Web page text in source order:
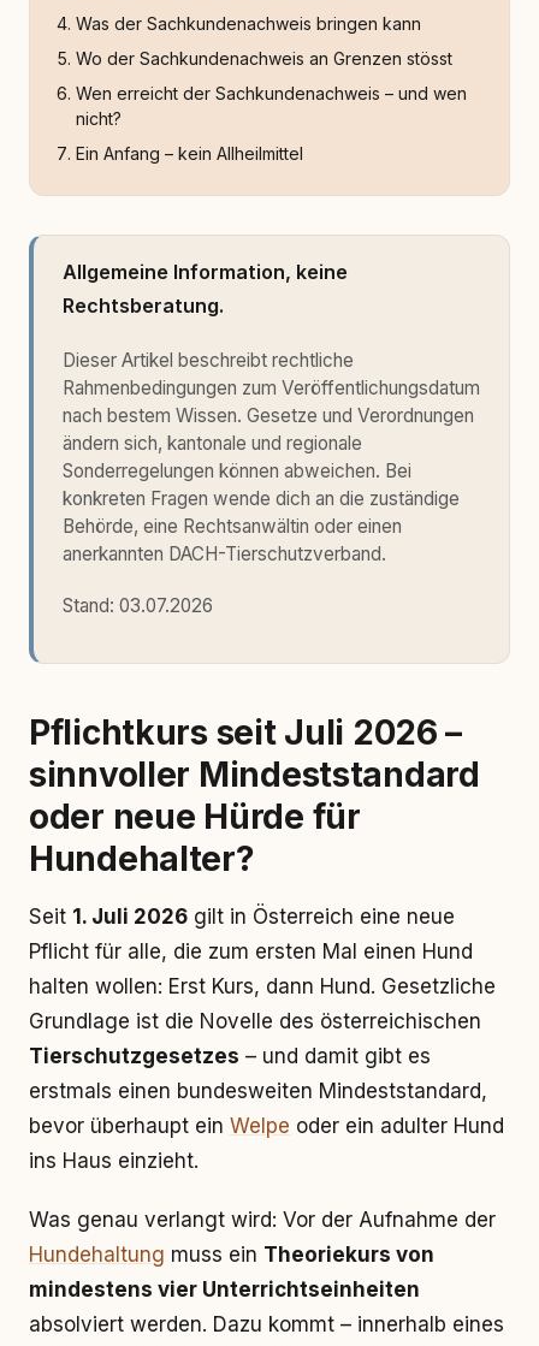
Was der Sachkundenachweis bringen kann
Wo der Sachkundenachweis an Grenzen stösst
Wen erreicht der Sachkundenachweis – und wen
nicht?
Ein Anfang – kein Allheilmittel
Allgemeine Information, keine
Rechtsberatung.
Dieser Artikel beschreibt rechtliche
Rahmenbedingungen zum Veröffentlichungsdatum
nach bestem Wissen. Gesetze und Verordnungen
ändern sich, kantonale und regionale
Sonderregelungen können abweichen. Bei
konkreten Fragen wende dich an die zuständige
Behörde, eine Rechtsanwältin oder einen
anerkannten DACH-Tierschutzverband.
Stand: 03.07.2026
Pflichtkurs seit Juli 2026 –
sinnvoller Mindeststandard
oder neue Hürde für
Hundehalter?
Seit 1. Juli 2026 gilt in Österreich eine neue
Pflicht für alle, die zum ersten Mal einen Hund
halten wollen: Erst Kurs, dann Hund. Gesetzliche
Grundlage ist die Novelle des österreichischen
Tierschutzgesetzes – und damit gibt es
erstmals einen bundesweiten Mindeststandard,
bevor überhaupt ein Welpe oder ein adulter Hund
ins Haus einzieht.
Was genau verlangt wird: Vor der Aufnahme der
Hundehaltung muss ein Theoriekurs von
mindestens vier Unterrichtseinheiten
absolviert werden. Dazu kommt – innerhalb eines